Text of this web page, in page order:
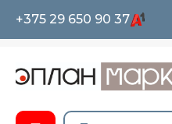
+375 29 650 90 37